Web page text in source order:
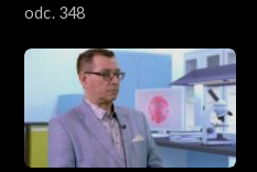
odc. 348